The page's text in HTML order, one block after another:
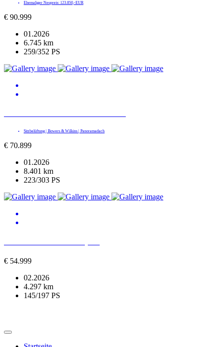
Ehemaliger Neupreis: 123.850,-EUR
€ 90.999
01.2026
6.745 km
259/352 PS
Sitzbelüftung | Bowers & Wilkins | Panoramadach
€ 70.899
01.2026
8.401 km
223/303 PS
€ 54.999
02.2026
4.297 km
145/197 PS